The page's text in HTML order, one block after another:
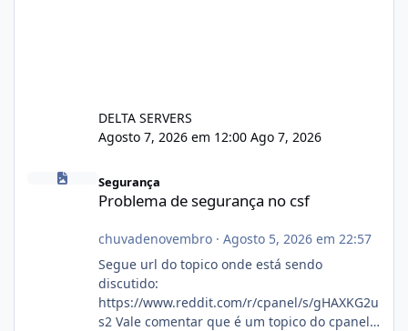
DELTA SERVERS
Agosto 7, 2026 em 12:00 Ago 7, 2026
Segurança
Problema de segurança no csf
chuvadenovembro· Agosto 5, 2026 em 22:57
Segue url do topico onde está sendo
discutido:
https://www.reddit.com/r/cpanel/s/gHAXKG2u
s2 Vale comentar que é um topico do cpanel...